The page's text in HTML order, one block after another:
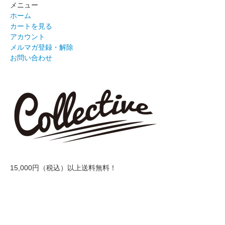
メニュー
ホーム
カートを見る
アカウント
メルマガ登録・解除
お問い合わせ
15,000円（税込）以上送料無料！